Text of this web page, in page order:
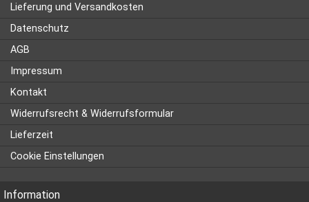
Lieferung und Versandkosten
Datenschutz
AGB
Impressum
Kontakt
Widerrufsrecht & Widerrufsformular
Lieferzeit
Cookie Einstellungen
Information